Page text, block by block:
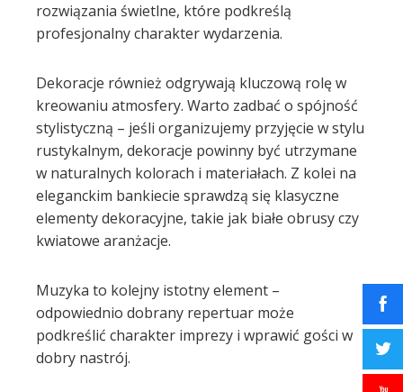
rozwiązania świetlne, które podkreślą
profesjonalny charakter wydarzenia.
Dekoracje również odgrywają kluczową rolę w
kreowaniu atmosfery. Warto zadbać o spójność
stylistyczną – jeśli organizujemy przyjęcie w stylu
rustykalnym, dekoracje powinny być utrzymane
w naturalnych kolorach i materiałach. Z kolei na
eleganckim bankiecie sprawdzą się klasyczne
elementy dekoracyjne, takie jak białe obrusy czy
kwiatowe aranżacje.
Muzyka to kolejny istotny element –
odpowiednio dobrany repertuar może
podkreślić charakter imprezy i wprawić gości w
dobry nastrój.